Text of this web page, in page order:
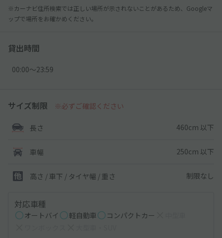
※カーナビ住所検索では正しい場所が示されないことがあるため、Googleマ
ップで場所をお確かめください。
貸出時間
00:00〜23:59
サイズ制限 ※必ずご確認ください
長さ 460cm 以下
車幅 250cm 以下
高さ / 車下 / タイヤ幅 / 重さ 制限なし
対応車種
オートバイ 軽自動車 コンパクトカー